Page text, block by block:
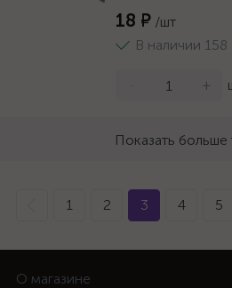
18 ₽ /шт
В наличии 158
+
Показать больше
1 2 3 4 5
О магазине